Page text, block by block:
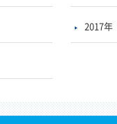
2017年